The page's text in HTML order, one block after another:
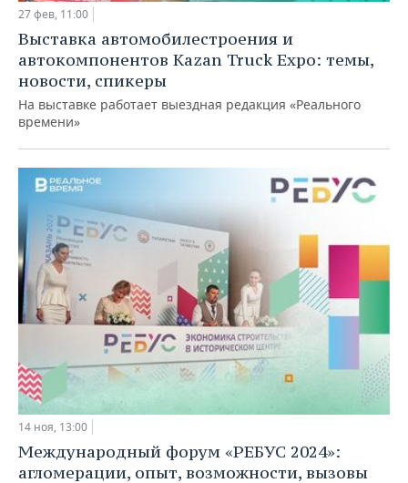
27 фев, 11:00
Выставка автомобилестроения и
автокомпонентов Kazan Truck Expo: темы,
новости, спикеры
На выставке работает выездная редакция «Реального
времени»
14 ноя, 13:00
Международный форум «РЕБУС 2024»:
агломерации, опыт, возможности, вызовы